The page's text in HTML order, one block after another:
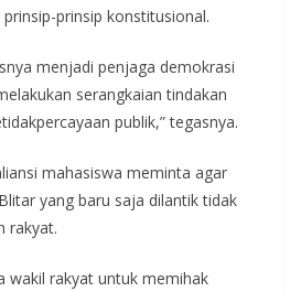
prinsip konstitusional.
menjadi penjaga demokrasi
serangkaian tindakan
publik,” tegasnya.
mahasiswa meminta agar
yang baru saja dilantik tidak
rakyat.
wakil rakyat untuk memihak